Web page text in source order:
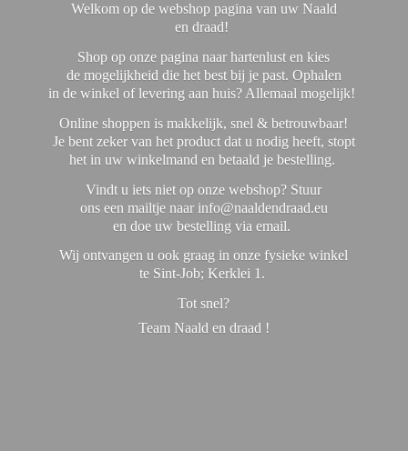
Welkom op de webshop pagina van uw Naald
en draad!
Shop op onze pagina naar hartenlust en kies
de mogelijkheid die het best bij je past. Ophalen
in de winkel of levering aan huis? Allemaal mogelijk!
Online shoppen is makkelijk, snel & betrouwbaar!
Je bent zeker van het product dat u nodig heeft, stopt
het in uw winkelmand en betaald je bestelling.
Vindt u iets niet op onze webshop? Stuur
ons een mailtje naar info@naaldendraad.eu
en doe uw bestelling via email.
Wij ontvangen u ook graag in onze fysieke winkel
te Sint-Job; Kerklei 1.
Tot snel?
Team Naald en draad !